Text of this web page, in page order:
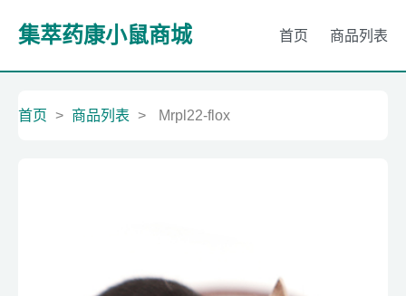
集萃药康小鼠商城 首页 商品列表
首页 > 商品列表 > Mrpl22-flox